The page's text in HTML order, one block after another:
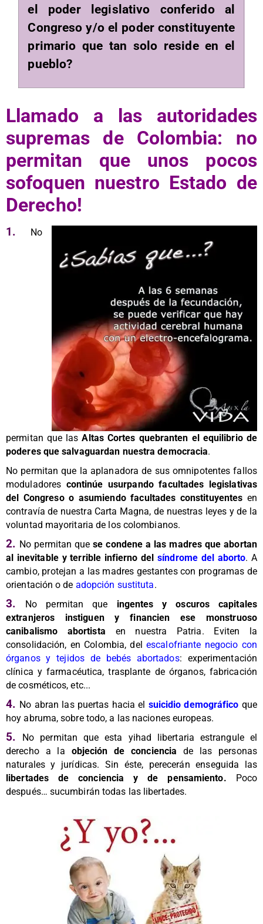
el poder legislativo conferido al
Congreso y/o el poder constituyente
primario que tan solo reside en el
pueblo?
Llamado a las autoridades
supremas de Colombia: no
permitan que unos pocos
sofoquen nuestro Estado de
Derecho!
1. No
permitan que lasAltas Cortes quebranten el equilibrio de
poderes que salvaguardan nuestra democracia.
No permitan que la aplanadora de sus omnipotentes fallos
moduladores continúe usurpando facultades legislativas
del Congreso o asumiendo facultades constituyentes en
contravía de nuestra Carta Magna, de nuestras leyes y de la
voluntad mayoritaria de los colombianos.
2. No permitan quese condene a las madres que abortan
al inevitable y terrible infierno delsíndrome del aborto. A
cambio, protejan a las madres gestantes con programas de
orientación o de adopción sustituta.
3. No permitan que ingentes y oscuros capitales
extranjeros instiguen y financien ese monstruoso
canibalismo abortista en nuestra Patria. Eviten la
consolidación, en Colombia, delescalofriante negocio con
órganos y tejidos de bebés abortados: experimentación
clínica y farmacéutica, trasplante de órganos, fabricación
de cosméticos, etc...
4. No abran las puertas hacia el suicidio demográfico que
hoy abruma, sobre todo, a las naciones europeas.
5.
No permitan que esta yihad libertaria estrangule el
derecho a la objeción de conciencia de las personas
naturales y jurídicas. Sin éste, perecerán enseguida las
libertades de conciencia y de pensamiento. Poco
después… sucumbirán todas las libertades.